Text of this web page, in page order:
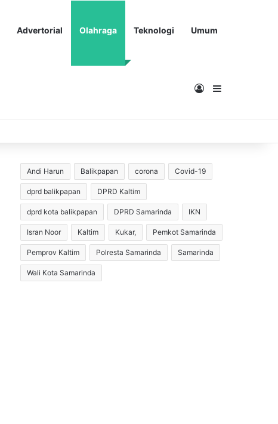
Advertorial Olahraga Teknologi Umum
MasukSidebar
Andi Harun Balikpapan corona Covid-19
dprd balikpapan DPRD Kaltim
dprd kota balikpapan DPRD Samarinda IKN
Isran Noor Kaltim Kukar, Pemkot Samarinda
Pemprov Kaltim Polresta Samarinda Samarinda
Wali Kota Samarinda